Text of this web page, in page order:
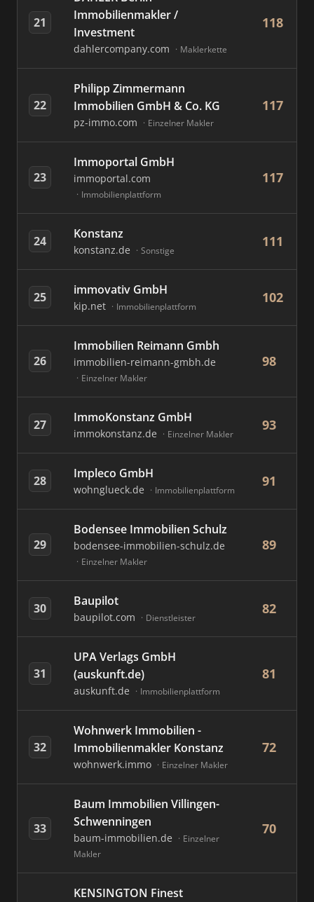
21
Immobilienmakler /
Investment
dahlercompany.com Maklerkette
118
22
Philipp Zimmermann
Immobilien GmbH & Co. KG
pz-immo.com Einzelner Makler
117
23
Immoportal GmbH
immoportal.com
Immobilienplattform
117
24 Konstanz
konstanz.de Sonstige
111
25 immovativ GmbH
kip.net Immobilienplattform
102
26
Immobilien Reimann Gmbh
immobilien-reimann-gmbh.de
Einzelner Makler
98
27 ImmoKonstanz GmbH
immokonstanz.de Einzelner Makler
93
28 Impleco GmbH
wohnglueck.de Immobilienplattform
91
29
Bodensee Immobilien Schulz
bodensee-immobilien-schulz.de
Einzelner Makler
89
30 Baupilot
baupilot.com Dienstleister
82
31
UPA Verlags GmbH
(auskunft.de)
auskunft.de Immobilienplattform
81
32
Wohnwerk Immobilien -
Immobilienmakler Konstanz
wohnwerk.immo Einzelner Makler
72
33
Baum Immobilien Villingen-
Schwenningen
baum-immobilien.de
Einzelner
Makler
70
KENSINGTON Finest